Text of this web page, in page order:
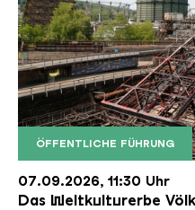
ÖFFENTLICHE FÜHRUNG
Der Erzschrägaufzug
Copyright:
07.09.2026, 11:30 Uhr
Das Weltkulturerbe